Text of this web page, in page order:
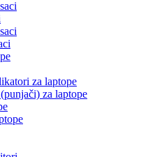
za laptope
za laptope